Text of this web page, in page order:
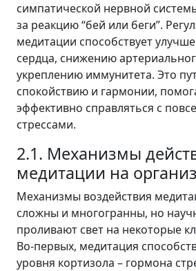
симпатической нервной
за реакцию “бей или беги”.
медитации способствует
сердца, снижению
укреплению иммунитета. Это
спокойствию и гармонии,
эффективно справляться с
стрессами.
2.1. Механизмы
медитации на
Механизмы воздействия
сложны и многогранны, но
проливают свет на некоторые
Во-первых, медитация
уровня кортизола – гормона